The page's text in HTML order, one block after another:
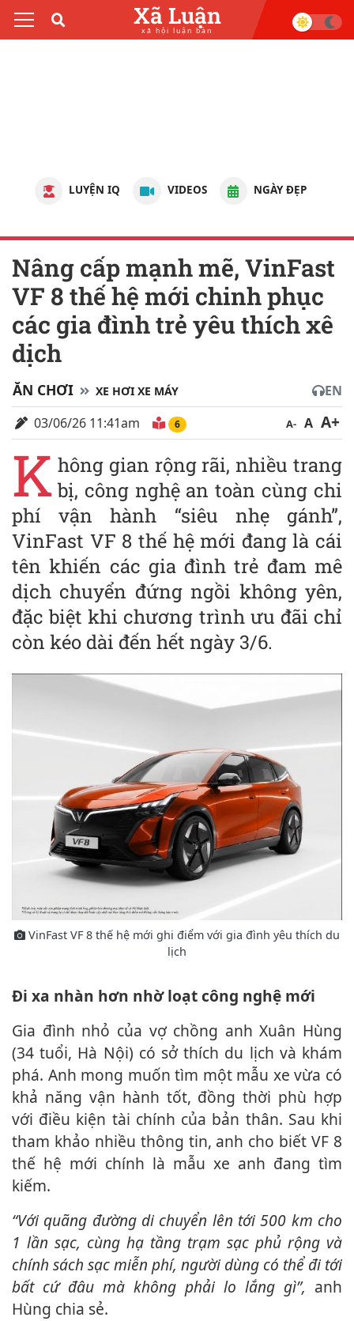
Xã Luận
xã hội luận bàn
LUYỆN IQ VIDEOS NGÀY ĐẸP
Nâng cấp mạnh mẽ, VinFast
VF 8 thế hệ mới chinh phục
các gia đình trẻ yêu thích xê
dịch
ĂN CHƠI XE HƠI XE MÁY
EN
03/06/26 11:41am
6 A- A A+
K hông gian rộng rãi, nhiều trang
bị, công nghệ an toàn cùng chi
phí vận hành “siêu nhẹ gánh”,
VinFast VF 8 thế hệ mới đang là cái
tên khiến các gia đình trẻ đam mê
dịch chuyển đứng ngồi không yên,
đặc biệt khi chương trình ưu đãi chỉ
còn kéo dài đến hết ngày 3/6.
VinFast VF 8 thế hệ mới ghi điểm với gia đình yêu thích du
lịch
Đi xa nhàn hơn nhờ loạt công nghệ mới
Gia đình nhỏ của vợ chồng anh Xuân Hùng
(34 tuổi, Hà Nội) có sở thích du lịch và khám
phá. Anh mong muốn tìm một mẫu xe vừa có
khả năng vận hành tốt, đồng thời phù hợp
với điều kiện tài chính của bản thân. Sau khi
tham khảo nhiều thông tin, anh cho biết VF 8
thế hệ mới chính là mẫu xe anh đang tìm
kiếm.
“Với quãng đường di chuyển lên tới 500 km cho
1 lần sạc, cùng hạ tầng trạm sạc phủ rộng và
chính sách sạc miễn phí, người dùng có thể đi tới
bất cứ đâu mà không phải lo lắng gì”, anh
Hùng chia sẻ.